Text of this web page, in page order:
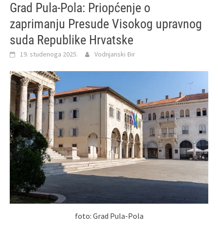
Grad Pula-Pola: Priopćenje o
zaprimanju Presude Visokog upravnog
suda Republike Hrvatske
19. studenoga 2025. Vodnjanski Đir
foto: Grad Pula-Pola